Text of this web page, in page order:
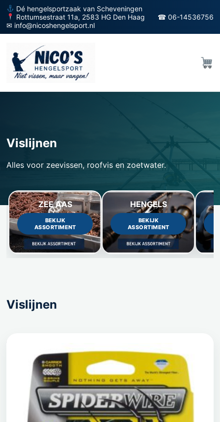
Dé hengelsportzaak van Scheveningen
Rottumsestraat 11a, 2583 HG Den Haag
☎ 06-14536756
✉ info@nicoshengelsport.nl
Vislijnen
Alles voor zeevissen, roofvis en zoetwater.
ZEE AAS
BEKIJK
ASSORTIMENT
HENGELS
BEKIJK
ASSORTIMENT
Vislijnen